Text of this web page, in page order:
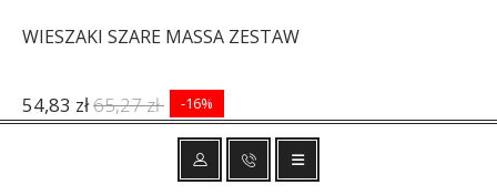
WIESZAKI SZARE MASSA ZESTAW
54,83 zł65,27 zł -16%